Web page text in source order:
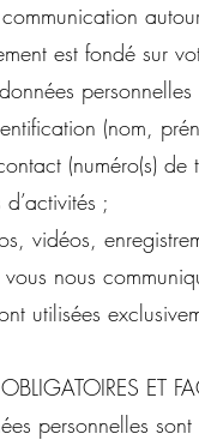
est fondé sur
personnelles
(nom,
(numéro(s) de
;
vidéos,
nous
utilisées
ET
personnelles